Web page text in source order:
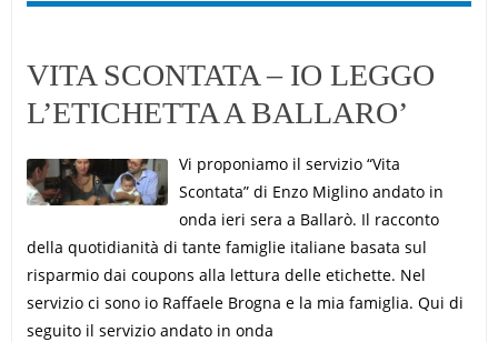
VITA SCONTATA – IO LEGGO
L’ETICHETTA A BALLARO’
Vi proponiamo il servizio “Vita
Scontata” di Enzo Miglino andato in
onda ieri sera a Ballarò. Il racconto
della quotidianità di tante famiglie italiane basata sul
risparmio dai coupons alla lettura delle etichette. Nel
servizio ci sono io Raffaele Brogna e la mia famiglia. Qui di
seguito il servizio andato in onda